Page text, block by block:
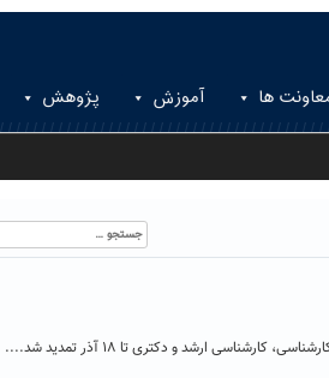
ها آموزش پژوهش
جستجو
برای:
ارشد و دکتری تا ۱۸ آذر تمدید شد....